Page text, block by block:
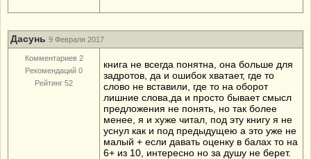
Дасунь 9 Февраля 2017
Комментариев 2
Рекомендаций 0
Рейтинг 52
книга не всегда понятна, она больше для
задротов, да и ошибок хватает, где то
слово не вставили, где то на оборот
лишние слова,да и просто бывает смысл
предложения не понять, но так более
менее, я и хуже читал, под эту книгу я не
уснул как и под предыдущею а это уже не
малый + если давать оценку в балах то на
6+ из 10, интересно но за душу не берет.